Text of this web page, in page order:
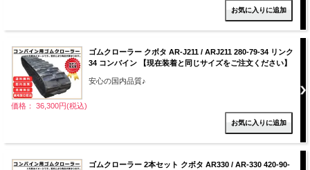
ゴムクローラー クボタ AR-J211 / ARJ211 280-79-34 リンク
34 コンバイン 【現在装着と同じサイズをご注文ください】
安心の国内品質♪
価格： 36,300円(税込)
ゴムクローラー 2本セット クボタ AR330 / AR-330 420-90-